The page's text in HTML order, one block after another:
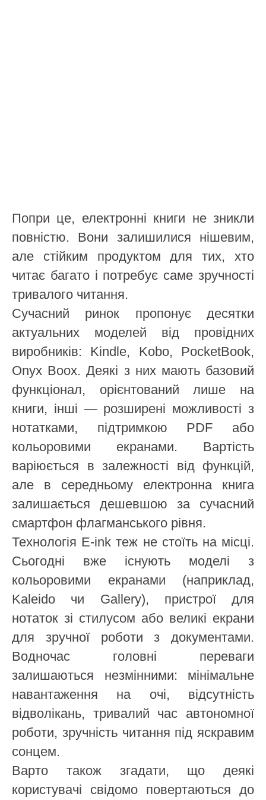
Попри це, електронні книги не зникли
повністю. Вони залишилися нішевим,
але стійким продуктом для тих, хто
читає багато і потребує саме зручності
тривалого читання.
Сучасний ринок пропонує десятки
актуальних моделей від провідних
виробників: Kindle, Kobo, PocketBook,
Onyx Boox. Деякі з них мають базовий
функціонал, орієнтований лише на
книги, інші — розширені можливості з
нотатками, підтримкою PDF або
кольоровими екранами. Вартість
варіюється в залежності від функцій,
але в середньому електронна книга
залишається дешевшою за сучасний
смартфон флагманського рівня.
Технологія E-ink теж не стоїть на місці.
Сьогодні вже існують моделі з
кольоровими екранами (наприклад,
Kaleido чи Gallery), пристрої для
нотаток зі стилусом або великі екрани
для зручної роботи з документами.
Водночас головні переваги
залишаються незмінними: мінімальне
навантаження на очі, відсутність
відволікань, тривалий час автономної
роботи, зручність читання під яскравим
сонцем.
Варто також згадати, що деякі
користувачі свідомо повертаються до